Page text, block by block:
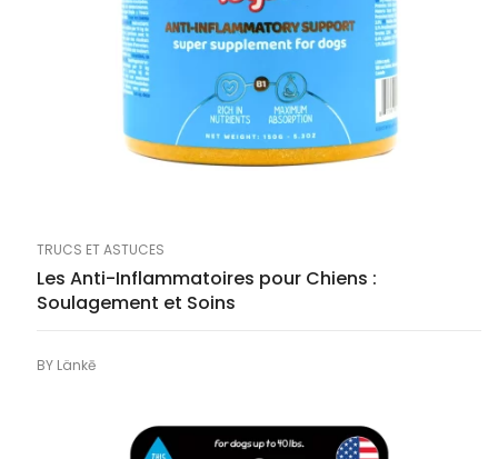
TRUCS ET ASTUCES
Les Anti-Inflammatoires pour Chiens :
Soulagement et Soins
BY Länkē